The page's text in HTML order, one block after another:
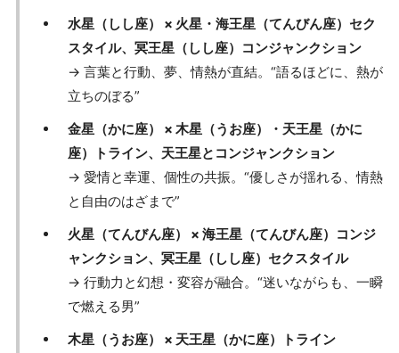
水星（しし座） × 火星・海王星（てんびん座）セク
スタイル、冥王星（しし座）コンジャンクション
→ 言葉と行動、夢、情熱が直結。“語るほどに、熱が
立ちのぼる”
金星（かに座） × 木星（うお座）・天王星（かに
座）トライン、天王星とコンジャンクション
→ 愛情と幸運、個性の共振。“優しさが揺れる、情熱
と自由のはざまで”
火星（てんびん座） × 海王星（てんびん座）コンジ
ャンクション、冥王星（しし座）セクスタイル
→ 行動力と幻想・変容が融合。“迷いながらも、一瞬
で燃える男”
木星（うお座） × 天王星（かに座）トライン